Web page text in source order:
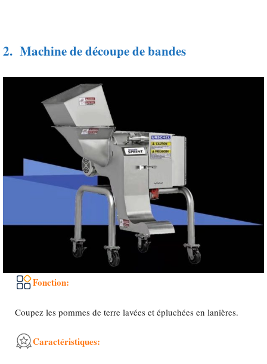
2. Machine de découpe de bandes
Fonction:
Coupez les pommes de terre lavées et épluchées en lanières.
Caractéristiques: